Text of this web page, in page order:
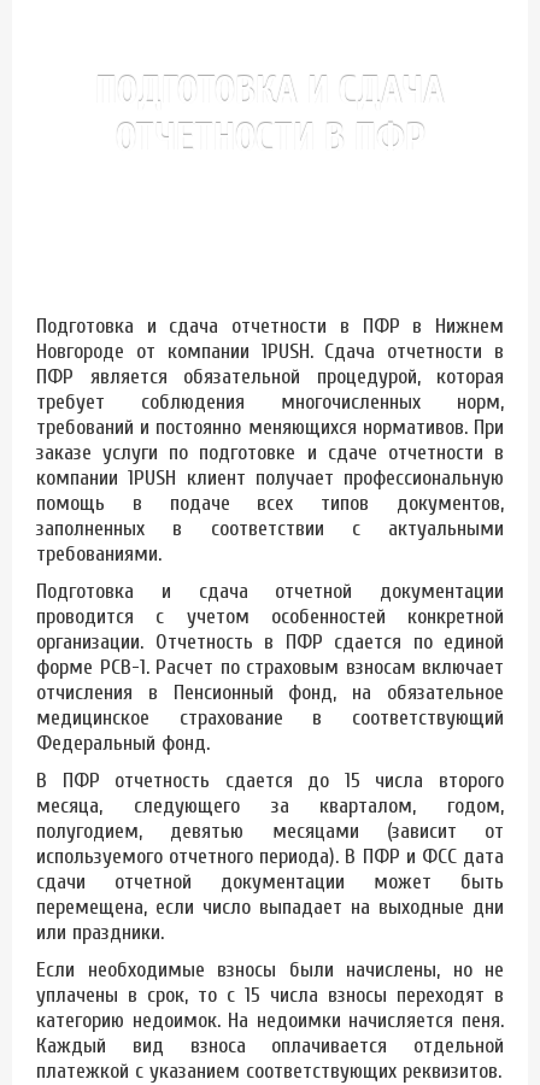
ПОДГОТОВКА И СДАЧА
ОТЧЕТНОСТИ В ПФР
Подготовка и сдача отчетности в ПФР в Нижнем
Новгороде от компании 1PUSH. Сдача отчетности в
ПФР является обязательной процедурой, которая
требует соблюдения многочисленных норм,
требований и постоянно меняющихся нормативов. При
заказе услуги по подготовке и сдаче отчетности в
компании 1PUSH клиент получает профессиональную
помощь в подаче всех типов документов,
заполненных в соответствии с актуальными
требованиями.
Подготовка и сдача отчетной документации
проводится с учетом особенностей конкретной
организации. Отчетность в ПФР сдается по единой
форме РСВ-1. Расчет по страховым взносам включает
отчисления в Пенсионный фонд, на обязательное
медицинское страхование в соответствующий
Федеральный фонд.
В ПФР отчетность сдается до 15 числа второго
месяца, следующего за кварталом, годом,
полугодием, девятью месяцами (зависит от
используемого отчетного периода). В ПФР и ФСС дата
сдачи отчетной документации может быть
перемещена, если число выпадает на выходные дни
или праздники.
Если необходимые взносы были начислены, но не
уплачены в срок, то с 15 числа взносы переходят в
категорию недоимок. На недоимки начисляется пеня.
Каждый вид взноса оплачивается отдельной
платежкой с указанием соответствующих реквизитов.